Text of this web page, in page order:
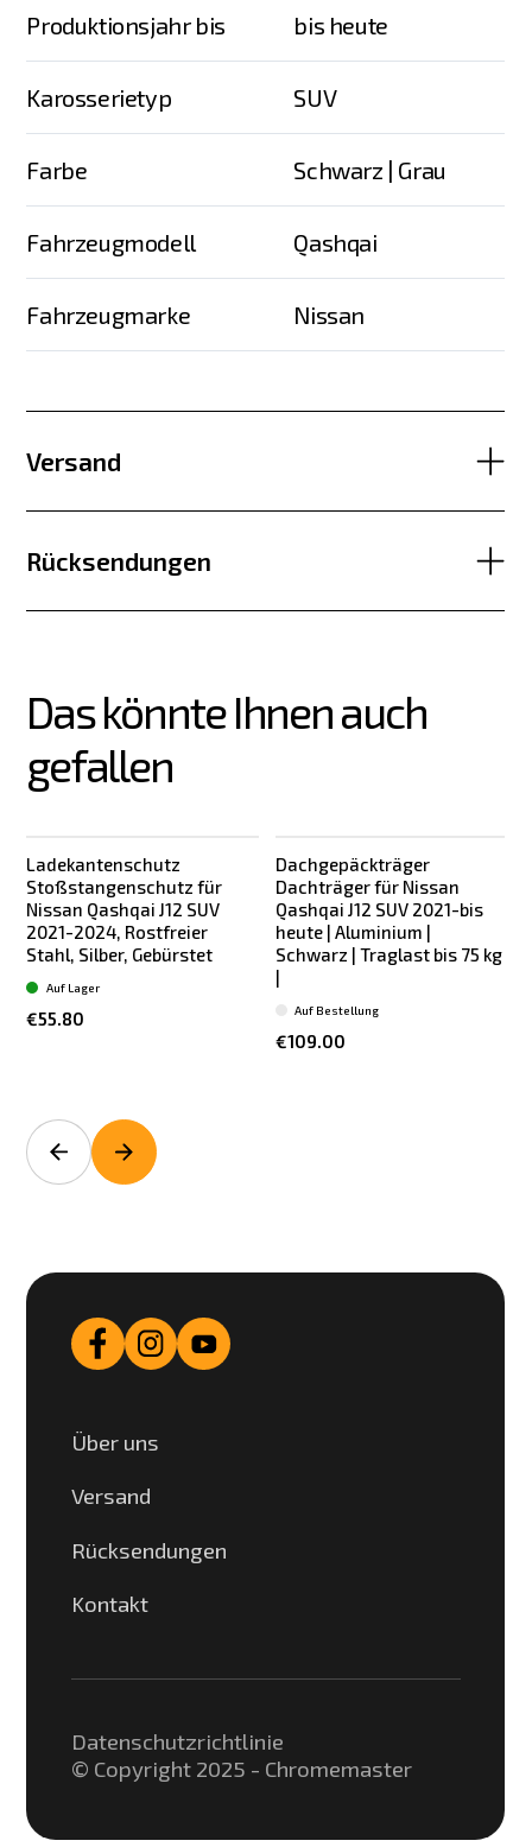
Produktionsjahr bis bis heute
Karosserietyp SUV
Farbe Schwarz | Grau
Fahrzeugmodell Qashqai
Fahrzeugmarke Nissan
Versand
Rücksendungen
Das könnte Ihnen auch
gefallen
Ladekantenschutz
Stoßstangenschutz für
Nissan Qashqai J12 SUV
2021-2024, Rostfreier
Stahl, Silber, Gebürstet
€55.80
Auf Lager
Dachgepäckträger
Dachträger für Nissan
Qashqai J12 SUV 2021-bis
heute | Aluminium |
Schwarz | Traglast bis 75 kg
|
€109.00
Auf Bestellung
Über uns
Versand
Rücksendungen
Kontakt
© Copyright 2025 - Chromemaster
Datenschutzrichtlinie